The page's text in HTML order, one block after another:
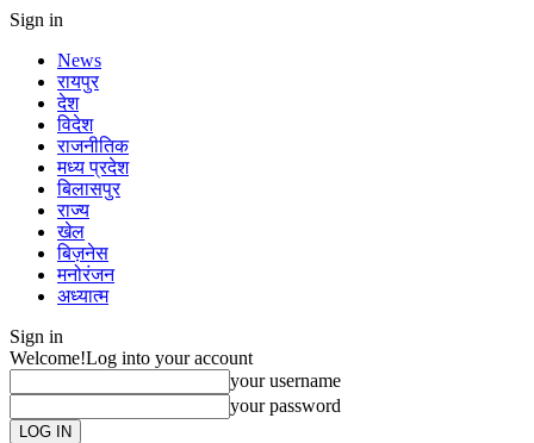
Sign in
News
रायपुर
देश
विदेश
राजनीतिक
मध्य प्रदेश
बिलासपुर
राज्य
खेल
बिज़नेस
मनोरंजन
अध्यात्म
Sign in
Welcome!Log into your account
your username
your password